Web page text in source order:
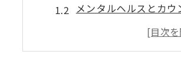
メンタルヘルスとカ
カウンセリングと医療
カウンセリングの意